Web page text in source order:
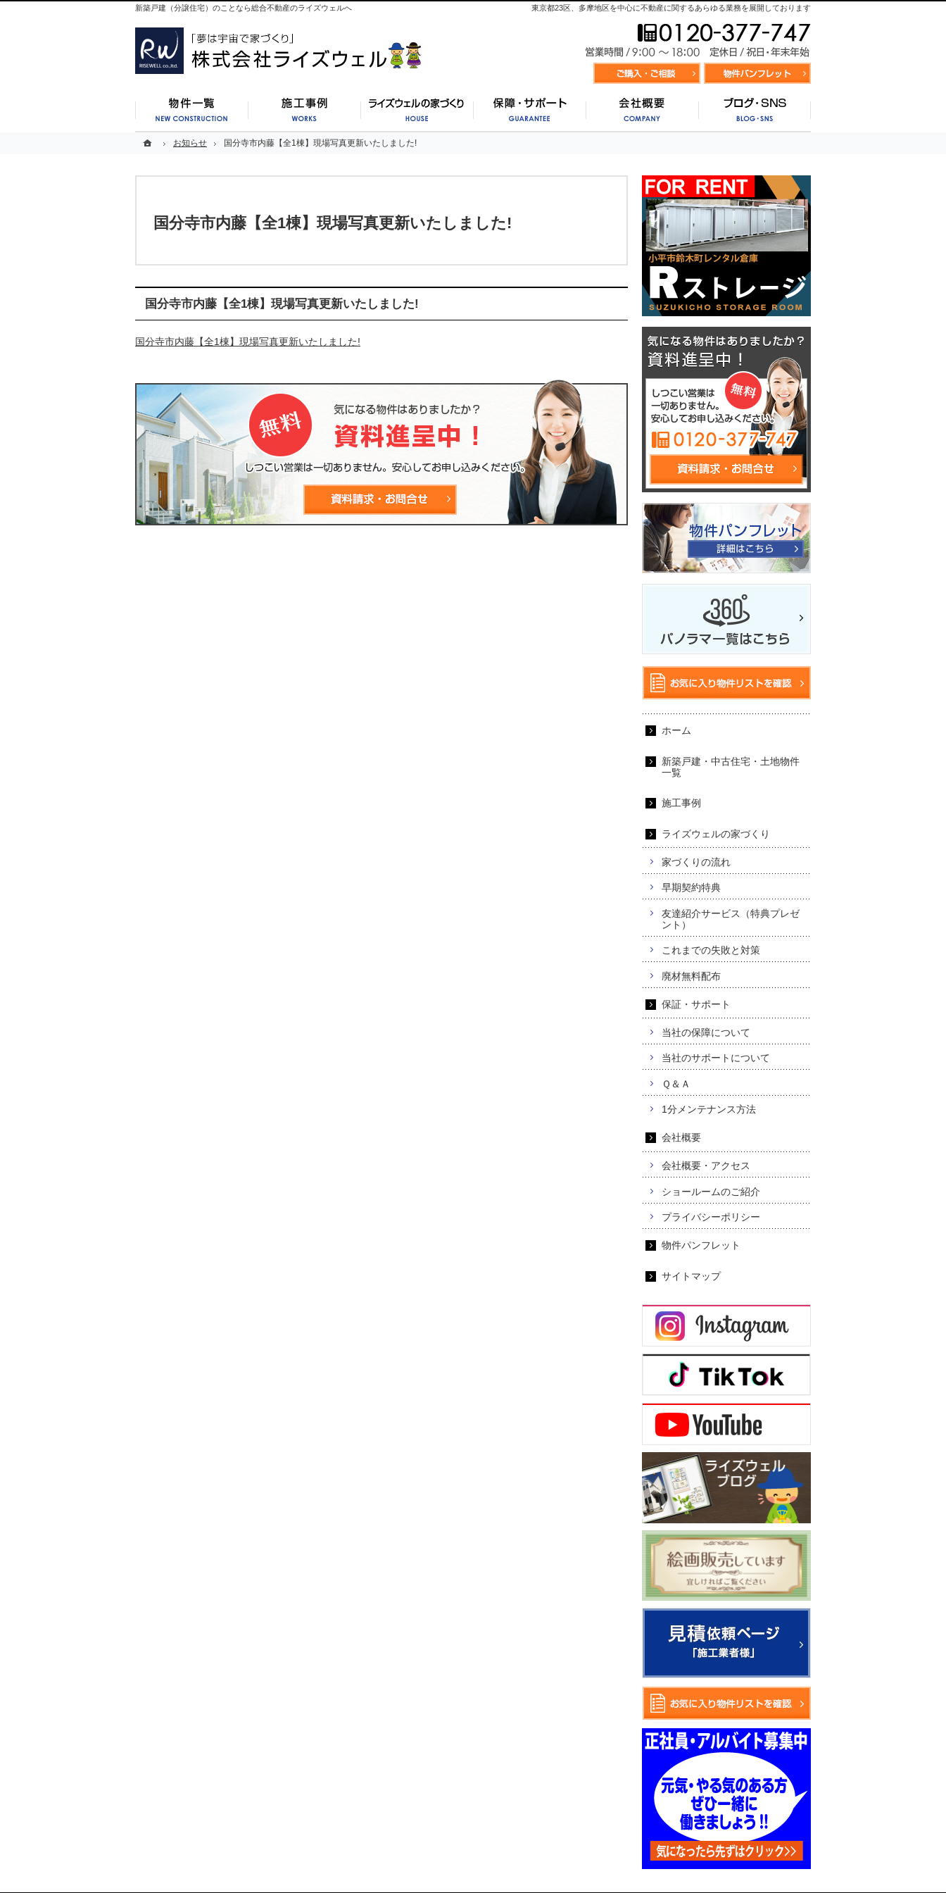
ホームお知らせ 国分寺市内藤【全1棟】現場写真更新いたしました!
国分寺市内藤【全1棟】現場写真更新いたしました!
東京都23区、多摩地区を中心に不動産に関するあらゆる業務を展開しております
新築戸建（分譲住宅）のことなら総合不動産のライズウェルへ
国分寺市内藤【全1棟】現場写真更新いたしました!
国分寺市内藤【全1棟】現場写真更新いたしました!
ホーム
新築戸建・中古住宅・土地物件
一覧
施工事例
ライズウェルの家づくり
家づくりの流れ
早期契約特典
友達紹介サービス（特典プレゼ
ント）
これまでの失敗と対策
廃材無料配布
保証・サポート
当社の保障について
当社のサポートについて
Ｑ＆Ａ
1分メンテナンス方法
会社概要
会社概要・アクセス
ショールームのご紹介
プライバシーポリシー
物件パンフレット
サイトマップ
資料請求・お問合せ
ホームお知らせ 国分寺市内藤【全1棟】現場写真更新いたしました!